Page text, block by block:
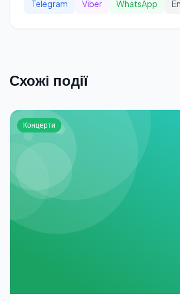
Telegram Viber WhatsApp
Схожі події
Концерти